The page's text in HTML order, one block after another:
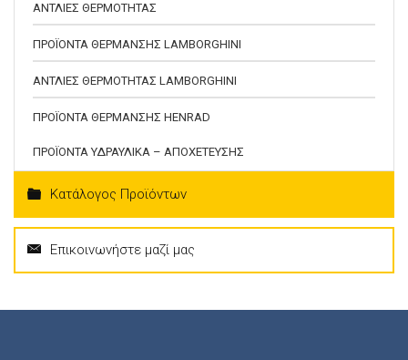
ΑΝΤΛΙΕΣ ΘΕΡΜΟΤΗΤΑΣ
ΠΡΟΪΟΝΤΑ ΘΕΡΜΑΝΣΗΣ LAMBORGHINI
ΑΝΤΛΙΕΣ ΘΕΡΜΟΤΗΤΑΣ LAMBORGHINI
ΠΡΟΪΟΝΤΑ ΘΕΡΜΑΝΣΗΣ HENRAD
ΠΡΟΪΟΝΤΑ ΥΔΡΑΥΛΙΚΑ – ΑΠΟΧΕΤΕΥΣΗΣ
Κατάλογος Προϊόντων
Επικοινωνήστε μαζί μας